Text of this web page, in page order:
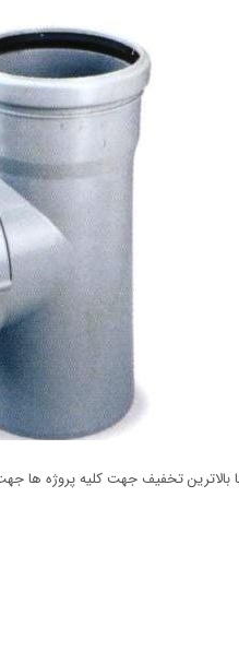
بالاترین تخفیف جهت کلیه پروژه ها